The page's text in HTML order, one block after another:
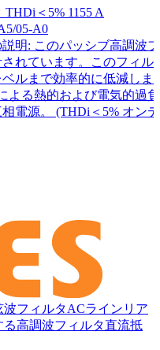
＜5% 1155 A
05-A0
明: このパッシブ高調波
れています。このフィル
ルまで効率的に低減しま
よる熱的および電気的過
電源。 (THDi＜5% オン
フィルタACラインリア
高調波フィルタ直流抵